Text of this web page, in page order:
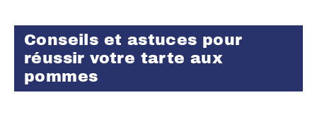
Conseils et astuces pour
réussir votre tarte aux
pommes